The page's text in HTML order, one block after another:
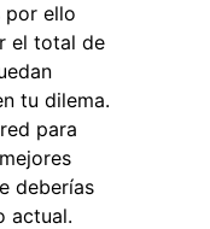
por ello
el total de
tu dilema.
para
deberías
actual.